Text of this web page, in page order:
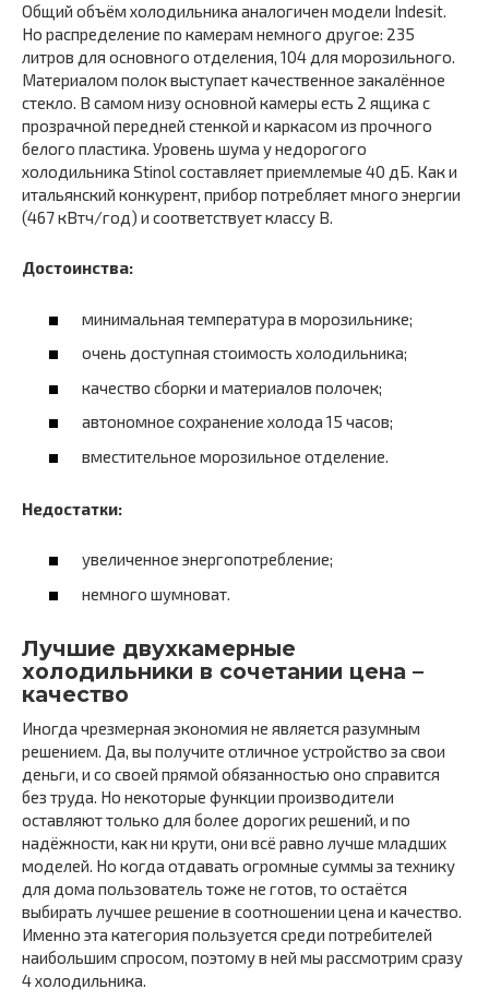
Общий объём холодильника аналогичен модели Indesit.
Но распределение по камерам немного другое: 235
литров для основного отделения, 104 для морозильного.
Материалом полок выступает качественное закалённое
стекло. В самом низу основной камеры есть 2 ящика с
прозрачной передней стенкой и каркасом из прочного
белого пластика. Уровень шума у недорогого
холодильника Stinol составляет приемлемые 40 дБ. Как и
итальянский конкурент, прибор потребляет много энергии
(467 кВтч/год) и соответствует классу B.
Достоинства:
минимальная температура в морозильнике;
очень доступная стоимость холодильника;
качество сборки и материалов полочек;
автономное сохранение холода 15 часов;
вместительное морозильное отделение.
Недостатки:
увеличенное энергопотребление;
немного шумноват.
Лучшие двухкамерные
холодильники в сочетании цена –
качество
Иногда чрезмерная экономия не является разумным
решением. Да, вы получите отличное устройство за свои
деньги, и со своей прямой обязанностью оно справится
без труда. Но некоторые функции производители
оставляют только для более дорогих решений, и по
надёжности, как ни крути, они всё равно лучше младших
моделей. Но когда отдавать огромные суммы за технику
для дома пользователь тоже не готов, то остаётся
выбирать лучшее решение в соотношении цена и качество.
Именно эта категория пользуется среди потребителей
наибольшим спросом, поэтому в ней мы рассмотрим сразу
4 холодильника.